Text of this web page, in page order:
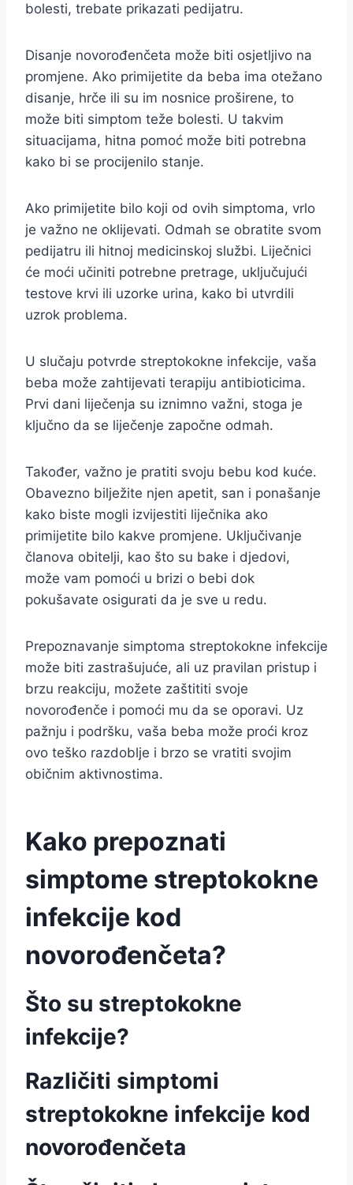
bolesti, trebate prikazati pedijatru.
Disanje novorođenčeta može biti osjetljivo na
promjene. Ako primijetite da beba ima otežano
disanje, hrče ili su im nosnice proširene, to
može biti simptom teže bolesti. U takvim
situacijama, hitna pomoć može biti potrebna
kako bi se procijenilo stanje.
Ako primijetite bilo koji od ovih simptoma, vrlo
je važno ne oklijevati. Odmah se obratite svom
pedijatru ili hitnoj medicinskoj službi. Liječnici
će moći učiniti potrebne pretrage, uključujući
testove krvi ili uzorke urina, kako bi utvrdili
uzrok problema.
U slučaju potvrde streptokokne infekcije, vaša
beba može zahtijevati terapiju antibioticima.
Prvi dani liječenja su iznimno važni, stoga je
ključno da se liječenje započne odmah.
Također, važno je pratiti svoju bebu kod kuće.
Obavezno bilježite njen apetit, san i ponašanje
kako biste mogli izvijestiti liječnika ako
primijetite bilo kakve promjene. Uključivanje
članova obitelji, kao što su bake i djedovi,
može vam pomoći u brizi o bebi dok
pokušavate osigurati da je sve u redu.
Prepoznavanje simptoma streptokokne infekcije
može biti zastrašujuće, ali uz pravilan pristup i
brzu reakciju, možete zaštititi svoje
novorođenče i pomoći mu da se oporavi. Uz
pažnju i podršku, vaša beba može proći kroz
ovo teško razdoblje i brzo se vratiti svojim
običnim aktivnostima.
Kako prepoznati
simptome streptokokne
infekcije kod
novorođenčeta?
Što su streptokokne
infekcije?
Različiti simptomi
streptokokne infekcije kod
novorođenčeta